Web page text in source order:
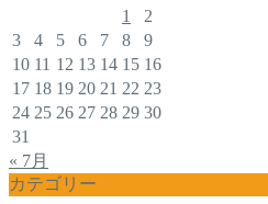
1
2
3
4 5 6 7 8
9
10 11 12 13 14 15 16
17 18 19 20 21 22 23
24 25 26 27 28 29 30
31
« 7月
カテゴリー